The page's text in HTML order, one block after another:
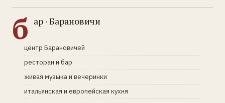
б ар · Барановичи
центр Барановичей
ресторан и бар
живая музыка и вечеринки
итальянская и европейская кухня